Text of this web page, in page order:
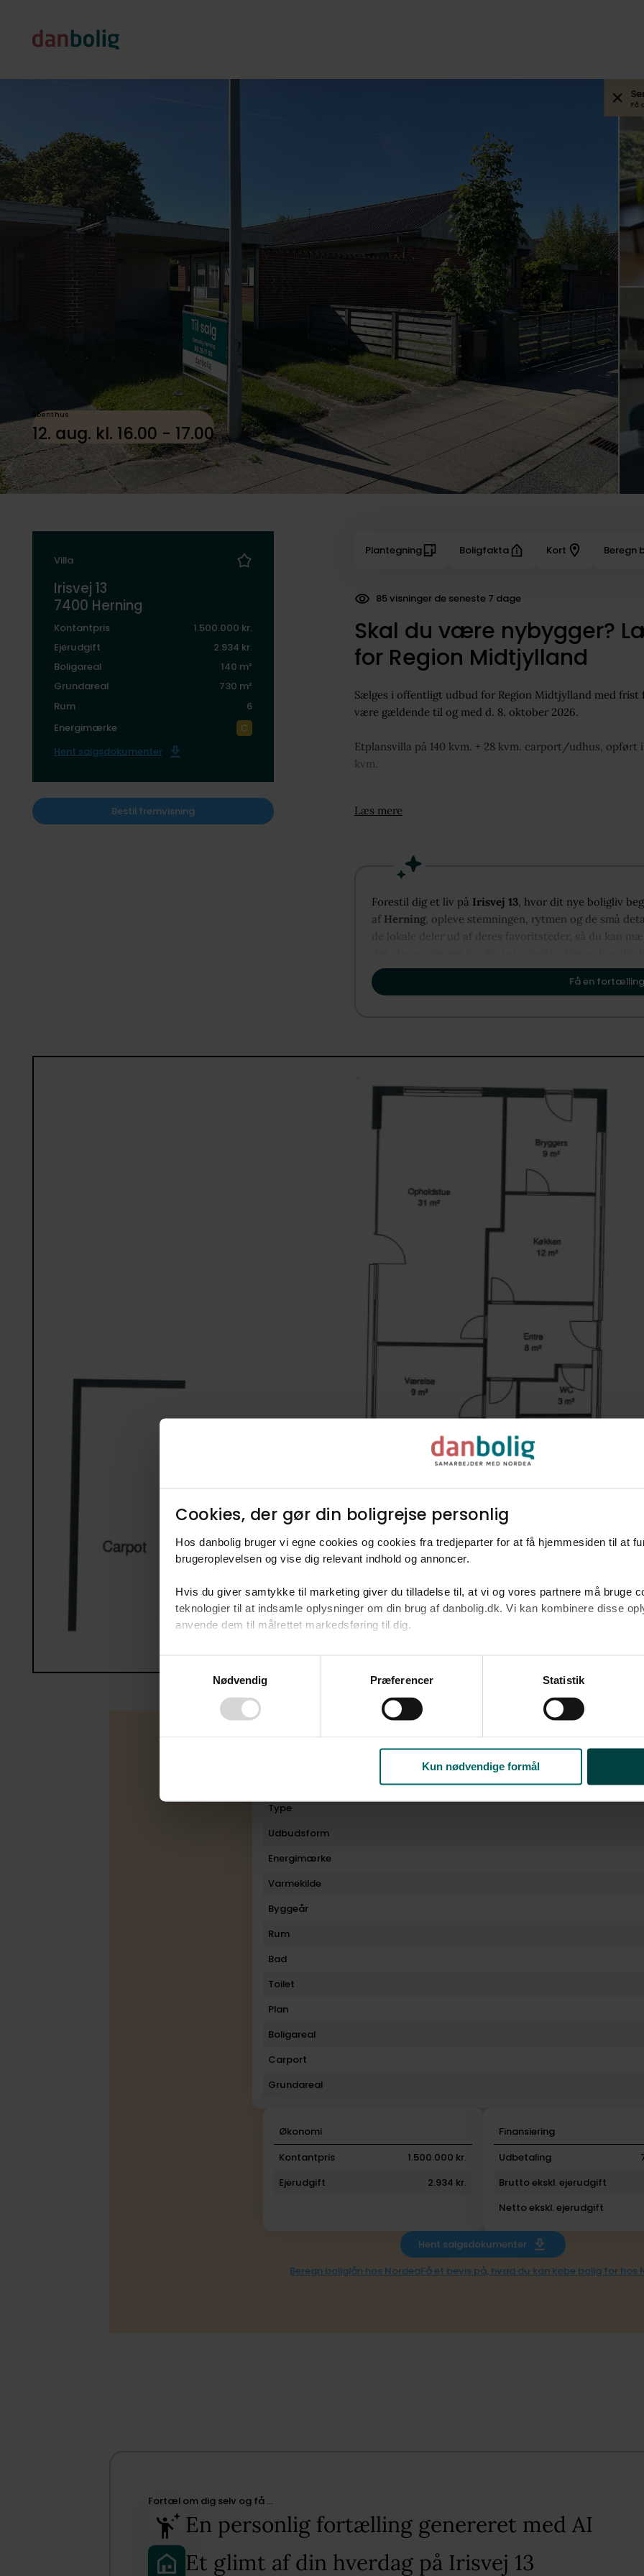
Cookies, der gør din boligrejse personlig​
Hos danbolig bruger vi egne cookies og cookies fra tredjeparter for at få hjemmesiden til at
brugeroplevelsen og vise dig relevant indhold og annoncer.​
Hvis du giver samtykke til marketing giver du tilladelse til, at vi og vores partnere må bruge
teknologier til at indsamle oplysninger om din brug af danbolig.dk. Vi kan kombinere disse
anvende dem til målrettet markedsføring til dig.​
Ved at klikke på ”OK” giver du samtykke til alle formål. Du kan til enhver tid læse mere om
tilbagekalde dit samtykke ved at følge linket til vores
. Oplysninger om
Nødvendig Præferencer Statistik
Kun nødvendige formål
Få
Åbent hus
12. aug. kl. 16.00 - 17.00
Villa
Irisvej 13
7400 Herning
Kontantpris
1.500.000 kr.
Ejerudgift
2.934 kr.
Boligareal
140 m²
Grundareal
730 m²
Rum
6
Energimærke
Hent salgsdokumenter
Bestil fremvisning
Plantegning Boligfakta Kort Beregn
85 visninger de seneste 7 dage
Skal du være nybygger?
for Region Midtjylland
Sælges i offentligt udbud for Region Midtjylland med frist
være gældende til og med d. 8. oktober 2026.
Etplansvilla på 140 kvm. + 28 kvm. carport/udhus, opført
kvm.
Boligområdet er etableret sidst i 60´erne og i starten af
udskiftet til træ/alu. Haven er anlagt primært som
Indretning: Entre. Badeværelse med bruseniche.
Mellemgang. 3 værelser med skabe. Soveværelse med
grå fliser.
Ejendommen udbydes iht. "Bekendtgørelse nr. 396 af
henholdsvis Regionens faste ejendomme. Ejendommen
tirsdag d. 29. september kl. 12.00.
Det samlede bud materiale kan rekvireres hos danbolig
Overtagelse: senest 1. november 2026.
Herning Kommune, Byggesag, tilkendegiver at de, på
dispensere fra Byplanvedtægt nr.9, §6, pkt. 7, med
bebyggelsesprocenten, i det gældende
Læs mere
Forestil dig et liv på Irisvej 13, hvor dit nye boligliv
af Herning, opleve stemningen, rytmen og de små
de lokale deler ud af deres favoritsteder, så du kan
hvordan Herning kan danne rammen om dit næste
Få en
Type
Udbudsform
Energimærke
Varmekilde
Byggeår
Rum
Bad
Toilet
Plan
Boligareal
Carport
Grundareal
Økonomi
Kontantpris
1.500.000 kr.
Ejerudgift
2.934 kr.
Finansiering
Udbetaling
Brutto ekskl. ejerudgift
Netto ekskl. ejerudgift
Hent salgsdokumenter
Beregn boliglån hos NordeaFå et bevis på, hvad du kan købe bolig for hos
Fortæl om dig selv og få …​
En personlig fortælling genereret med AI​
Et glimt af din hverdag på Irisvej 13​